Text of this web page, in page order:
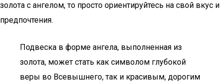
золота с ангелом, то просто ориентируйтесь на свой вкус и
предпочтения.
Подвеска в форме ангела, выполненная из
золота, может стать как символом глубокой
веры во Всевышнего, так и красивым, дорогим